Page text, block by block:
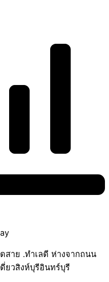
สาย .ทำเลดี ห่างจากถนน
ยวสิงห์บุรีอินทร์บุรี